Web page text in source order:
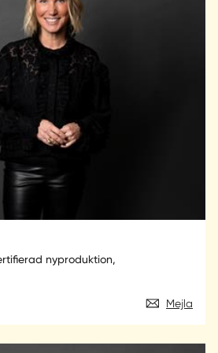
nyproduktion,
Mejla